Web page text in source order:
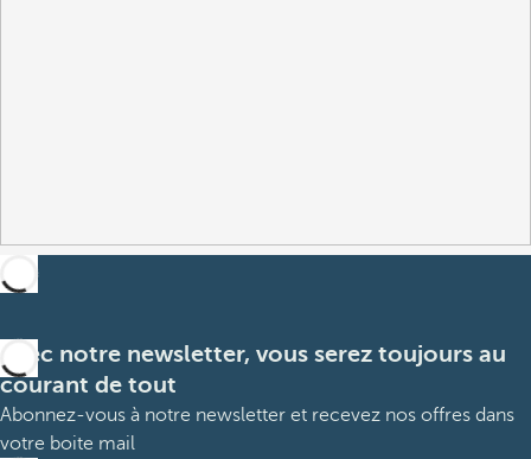
Avec notre newsletter, vous serez toujours au
courant de tout
Abonnez-vous à notre newsletter et recevez nos offres dans
votre boite mail